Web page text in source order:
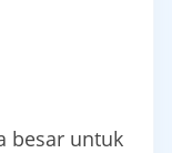
besar untuk